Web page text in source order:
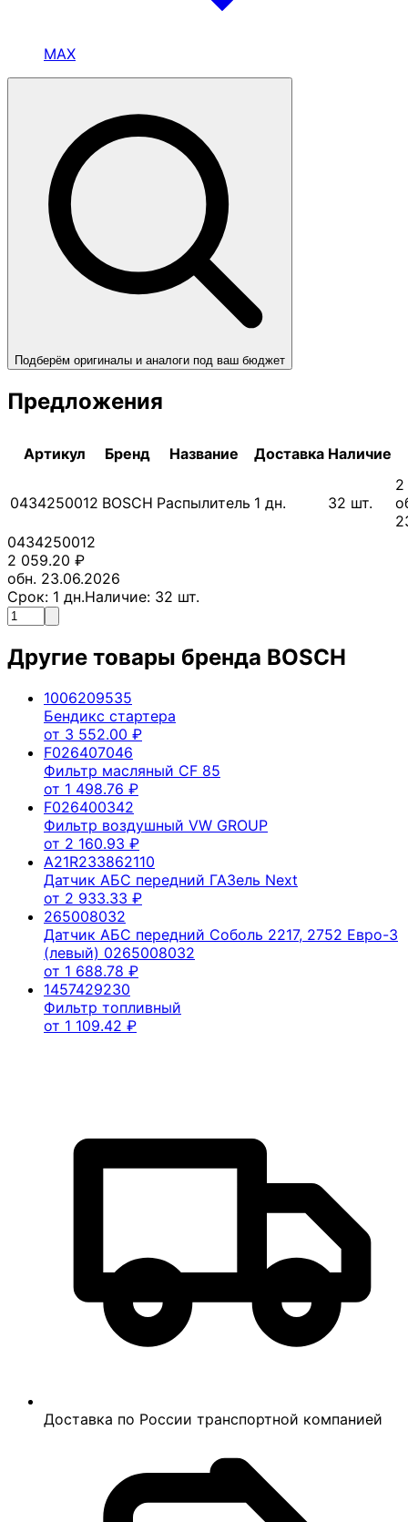
MAX
Подберём оригиналы и аналоги под ваш бюджет
Предложения
Артикул Бренд Название Доставка Наличие
0434250012 BOSCH Распылитель 1 дн. 32 шт.
2
0434250012
2 059.20 ₽
обн. 23.06.2026
Срок: 1 дн.Наличие: 32 шт.
Другие товары бренда BOSCH
1006209535
Бендикс стартера
от 3 552.00 ₽
F026407046
Фильтр масляный CF 85
от 1 498.76 ₽
F026400342
Фильтр воздушный VW GROUP
от 2 160.93 ₽
A21R233862110
Датчик АБС передний ГАЗель Next
от 2 933.33 ₽
265008032
Датчик АБС передний Соболь 2217, 2752 Евро-3
(левый) 0265008032
от 1 688.78 ₽
1457429230
Фильтр топливный
от 1 109.42 ₽
Доставка по России транспортной компанией